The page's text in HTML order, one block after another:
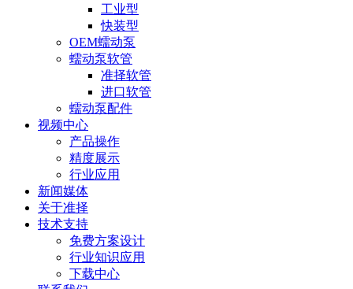
工业型
快装型
OEM蠕动泵
蠕动泵软管
准择软管
进口软管
蠕动泵配件
视频中心
产品操作
精度展示
行业应用
新闻媒体
关于准择
技术支持
免费方案设计
行业知识应用
下载中心